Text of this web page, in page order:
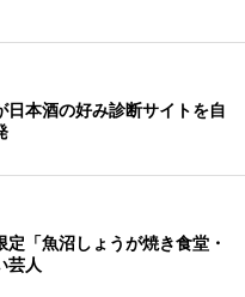
日本酒の好み診断サイトを自
「魚沼しょうが焼き食堂・
芸人